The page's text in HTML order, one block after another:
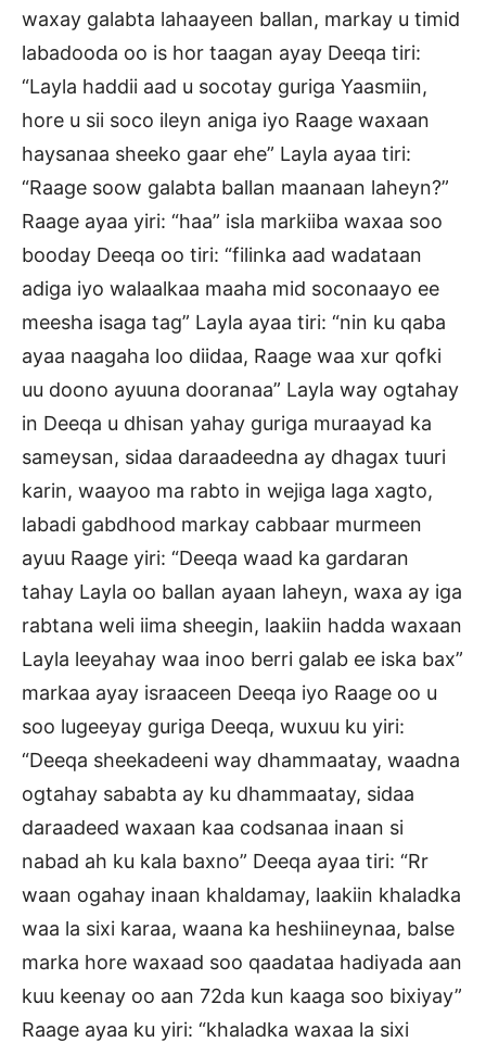
waxay galabta lahaayeen ballan, markay u timid
labadooda oo is hor taagan ayay Deeqa tiri:
“Layla haddii aad u socotay guriga Yaasmiin,
hore u sii soco ileyn aniga iyo Raage waxaan
haysanaa sheeko gaar ehe” Layla ayaa tiri:
“Raage soow galabta ballan maanaan laheyn?”
Raage ayaa yiri: “haa” isla markiiba waxaa soo
booday Deeqa oo tiri: “filinka aad wadataan
adiga iyo walaalkaa maaha mid soconaayo ee
meesha isaga tag” Layla ayaa tiri: “nin ku qaba
ayaa naagaha loo diidaa, Raage waa xur qofki
uu doono ayuuna dooranaa” Layla way ogtahay
in Deeqa u dhisan yahay guriga muraayad ka
sameysan, sidaa daraadeedna ay dhagax tuuri
karin, waayoo ma rabto in wejiga laga xagto,
labadi gabdhood markay cabbaar murmeen
ayuu Raage yiri: “Deeqa waad ka gardaran
tahay Layla oo ballan ayaan laheyn, waxa ay iga
rabtana weli iima sheegin, laakiin hadda waxaan
Layla leeyahay waa inoo berri galab ee iska bax”
markaa ayay israaceen Deeqa iyo Raage oo u
soo lugeeyay guriga Deeqa, wuxuu ku yiri:
“Deeqa sheekadeeni way dhammaatay, waadna
ogtahay sababta ay ku dhammaatay, sidaa
daraadeed waxaan kaa codsanaa inaan si
nabad ah ku kala baxno” Deeqa ayaa tiri: “Rr
waan ogahay inaan khaldamay, laakiin khaladka
waa la sixi karaa, waana ka heshiineynaa, balse
marka hore waxaad soo qaadataa hadiyada aan
kuu keenay oo aan 72da kun kaaga soo bixiyay”
Raage ayaa ku yiri: “khaladka waxaa la sixi